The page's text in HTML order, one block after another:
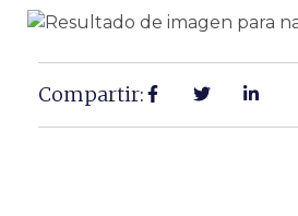
Compartir: